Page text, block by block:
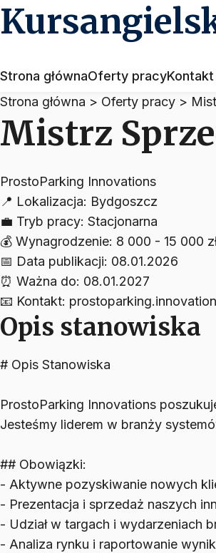
Strona głównaOferty pracyKontakt
Strona główna > Oferty pracy >
Mistrz
ProstoParking Innovations
📍 Lokalizacja: Bydgoszcz
💼 Tryb pracy: Stacjonarna
💰 Wynagrodzenie: 8 000 - 15 000
📅 Data publikacji: 08.01.2026
⏰ Ważna do: 08.01.2027
📧 Kontakt:
Opis stanowiska
# Opis Stanowiska
ProstoParking Innovations
Jesteśmy liderem w branży
## Obowiązki:
- Aktywne pozyskiwanie nowych
- Prezentacja i sprzedaż naszych
- Udział w targach i wydarzeniach
- Analiza rynku i raportowanie